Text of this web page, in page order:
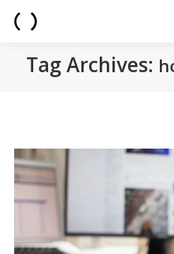
Tag Archives: